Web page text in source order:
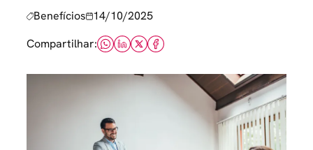
Benefícios 14/10/2025
Compartilhar: